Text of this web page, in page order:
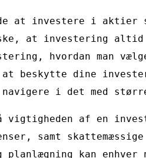
at investere i aktier
at investering
hvordan man
beskytte dine
navigere i det med
af en
samt
kan enhver